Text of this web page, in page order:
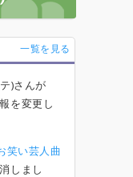
一覧を見る
)さんが
を変更し
笑い芸人曲
しまし